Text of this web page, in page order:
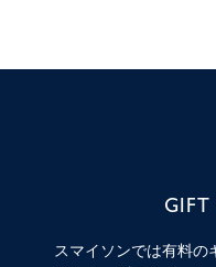
スマイソンでは有料の